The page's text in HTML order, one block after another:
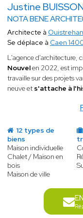
Justine
NOTA BENE
Architecte à
Se déplace à Caen
L'agence d'architecture,
Nouvelen 2022, est
travaille sur des projets
neuve et s'attache à
12 types de
biens
Maison individuelle
Chalet / Maison en
bois
Maison de ville